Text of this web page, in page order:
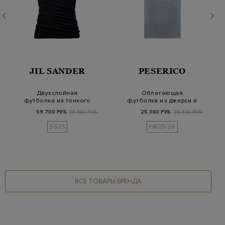
JIL SANDER
Двухслойная
футболка из тонкого
сборк…
59 700 РУБ. 99 500 РУБ.
SS25
PESERICO
Облегающая
футболка из джерси в
Pun…
25 060 РУБ. 35 800 РУБ.
FW25/26
ВСЕ ТОВАРЫ БРЕНДА